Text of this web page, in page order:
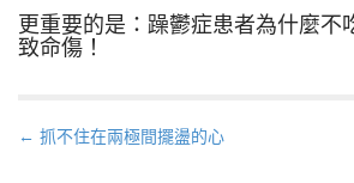
更重要的是：躁鬱症患者為什麼不
致命傷！
P
← 抓不住在兩極間擺盪的心